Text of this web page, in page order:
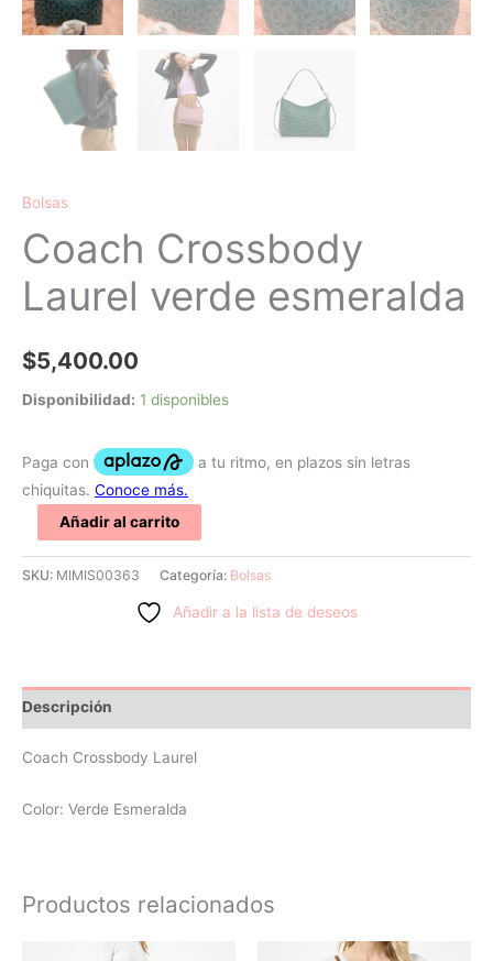
Bolsas
Coach Crossbody
Laurel verde esmeralda
$5,400.00
Disponibilidad: 1 disponibles
Añadir al carrito
SKU: MIMIS00363 Categoría: Bolsas
Añadir a la lista de deseos
Descripción
Coach Crossbody Laurel
Color: Verde Esmeralda
Productos relacionados
El
El